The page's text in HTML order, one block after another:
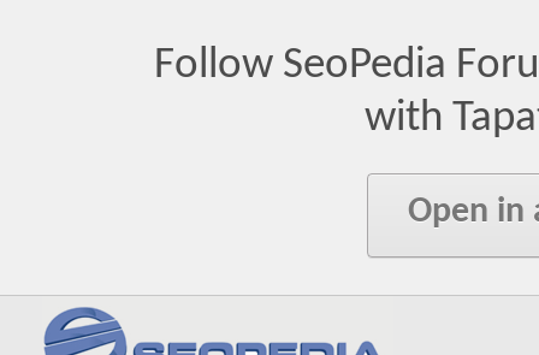
Follow SeoPedia
with
Open in